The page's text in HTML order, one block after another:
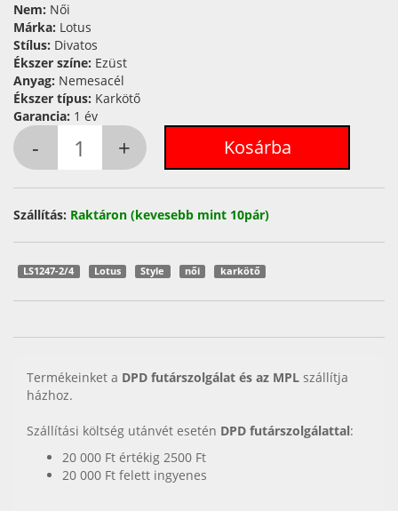
Nem: Női
Márka: Lotus
Stílus: Divatos
Ékszer színe: Ezüst
Anyag: Nemesacél
Ékszer típus: Karkötő
Garancia: 1 év
Szállítás: Raktáron (kevesebb mint 10pár)
LS1247-2/4 Lotus Style női karkötő
Termékeinket a DPD futárszolgálat és az MPL szállítja
házhoz.
Szállítási költség utánvét esetén DPD futárszolgálattal:
20 000 Ft értékig 2500 Ft
20 000 Ft felett ingyenes